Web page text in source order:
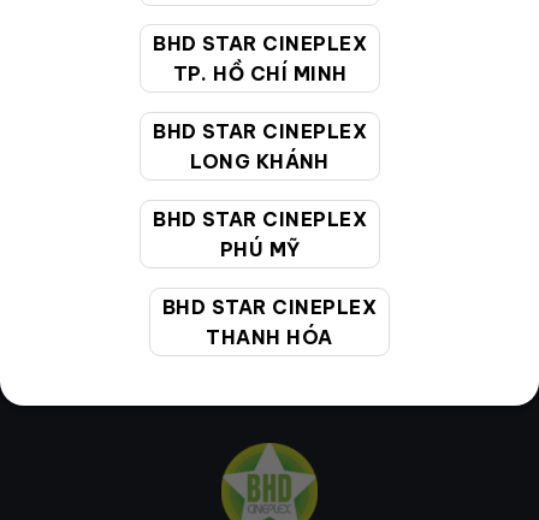
BHD STAR CINEPLEX
TP. HỒ CHÍ MINH
BHD STAR CINEPLEX
LONG KHÁNH
BHD STAR CINEPLEX
PHÚ MỸ
BHD STAR CINEPLEX
THANH HÓA
19002099
gồm cả Lễ, Tết)
cskh@bhdstar.vn
MẠNG XÃ HỘI